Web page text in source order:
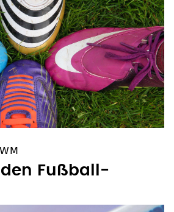
Fußball-